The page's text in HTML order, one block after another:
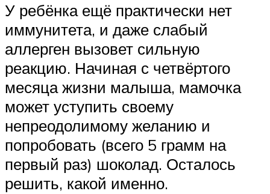
У ребёнка ещё практически нет
иммунитета, и даже слабый
аллерген вызовет сильную
реакцию. Начиная с четвёртого
месяца жизни малыша, мамочка
может уступить своему
непреодолимому желанию и
попробовать (всего 5 грамм на
первый раз) шоколад. Осталось
решить, какой именно.